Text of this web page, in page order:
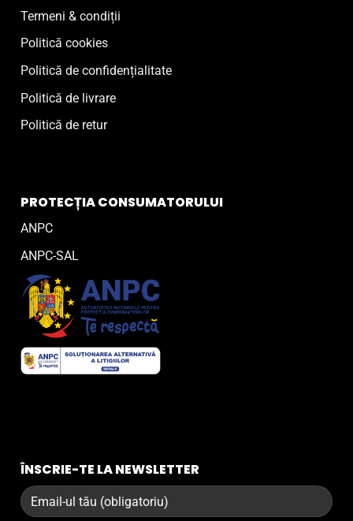
Termeni & condiții
Politică cookies
Politică de confidențialitate
Politică de livrare
Politică de retur
PROTECȚIA CONSUMATORULUI
ANPC
ANPC-SAL
ÎNSCRIE-TE LA NEWSLETTER